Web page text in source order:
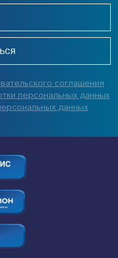
соглашения
персональных данных
данных